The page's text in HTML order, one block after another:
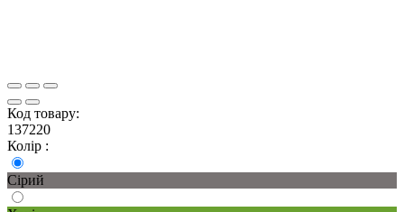
Код товару:
137220
Колір :
Сірий